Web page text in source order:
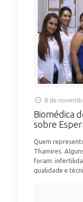
8 de
Biomédica
sobre
Quem
Thamires.
foram:
qualidade e